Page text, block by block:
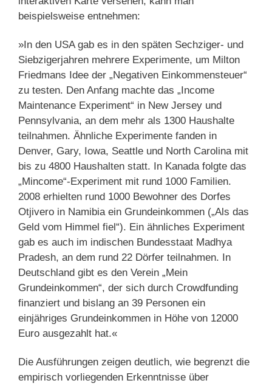
beispielsweise entnehmen:
»In den USA gab es in den späten Sechziger- und
Siebzigerjahren mehrere Experimente, um Milton
Friedmans Idee der „Negativen Einkommensteuer“
zu testen. Den Anfang machte das „Income
Maintenance Experiment“ in New Jersey und
Pennsylvania, an dem mehr als 1300 Haushalte
teilnahmen. Ähnliche Experimente fanden in
Denver, Gary, Iowa, Seattle und North Carolina mit
bis zu 4800 Haushalten statt. In Kanada folgte das
„Mincome“-Experiment mit rund 1000 Familien.
2008 erhielten rund 1000 Bewohner des Dorfes
Otjivero in Namibia ein Grundeinkommen („Als das
Geld vom Himmel fiel“). Ein ähnliches Experiment
gab es auch im indischen Bundesstaat Madhya
Pradesh, an dem rund 22 Dörfer teilnahmen. In
Deutschland gibt es den Verein „Mein
Grundeinkommen“, der sich durch Crowdfunding
finanziert und bislang an 39 Personen ein
einjähriges Grundeinkommen in Höhe von 12000
Euro ausgezahlt hat.«
Die Ausführungen zeigen deutlich, wie begrenzt die
empirisch vorliegenden Erkenntnisse über